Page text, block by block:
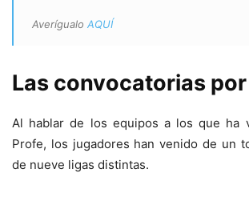
Averígualo AQUÍ
Las convocatorias
Al hablar de los equipos a los que ha
Profe, los jugadores han venido de un
de nueve ligas distintas.